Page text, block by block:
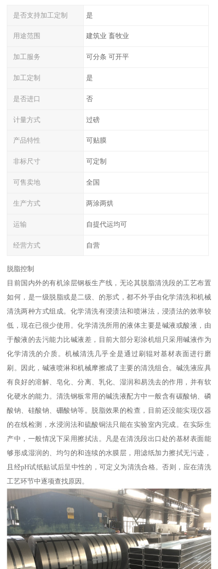
是否支持加工定制 是
用途范围 建筑业 畜牧业
加工服务 可分条 可开平
加工定制 是
是否进口 否
计量方式 过磅
产品特性 可贴膜
非标尺寸 可定制
可售卖地 全国
生产方式 两涂两烘
运输 自提代运均可
经营方式 自营
脱脂控制
目前国内外的有机涂层钢板生产线，无论其脱脂清洗段的工艺布置
如何，是一级脱脂或是二级、的形式，都不外乎由化学清洗和机械
清洗两种方式组成。化学清洗有浸渍法和喷淋法，浸渍法的效率较
低，现在已很少使用。化学清洗所用的液体主要是碱液或酸液，由
于酸液的去污能力比碱液差，目前大部分彩涂机组只采用碱液作为
化学清洗的介质。机械清洗几乎全是通过刷辊对基材表面进行磨
刷。因此，碱液喷淋和机械摩擦成了主要的清洗组合。碱洗液应具
有良好的溶解、皂化、分离、乳化、湿润和易洗去的作用，并有软
化硬水的能力。清洗钢板常用的碱洗液配方中一般含有碳酸钠、磷
酸钠、硅酸钠、硼酸钠等。脱脂效果的检查，目前还没能实现仪器
的在线检测，水浸润法和硫酸铜法只能在实验室内完成。在实际生
产中，一般情况下采用擦拭法。凡是在清洗段出口处的基材表面能
够形成湿润的、均匀的和连续的水膜层，用滤纸加力擦拭无污迹，
且经pH试纸贴试后呈中性的，可定义为清洗合格。否则，应在清洗
工艺环节中逐项查找原因。